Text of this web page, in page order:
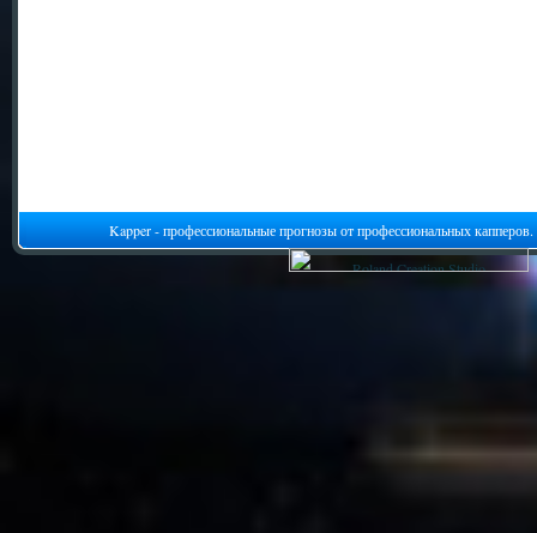
Kapper - профессиональные прогнозы от профессиональных